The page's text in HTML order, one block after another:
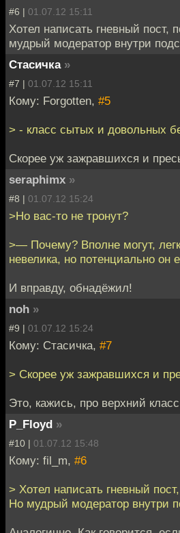
#6 | 01.07.12 15:11
Хотел написать гневный пост,
мудрый модератор внутри
Стасичка »
#7 | 01.07.12 15:11
Кому: Forgotten, #5
> - класс сытых и довольных
Скорее уж зажравшихся и
seraphimx »
#8 | 01.07.12 15:24
>Но вас-то не тронут?
>— Почему? Вполне могут,
невелика, но потенциально он
И вправду, обнадёжил!
noh »
#9 | 01.07.12 15:24
Кому: Стасичка, #7
> Скорее уж зажравшихся и
Это, кажись, про верхний
P_Floyd »
#10 | 01.07.12 15:48
Кому: fil_m, #6
> Хотел написать гневный
Но мудрый модератор внутри